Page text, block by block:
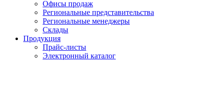
Офисы продаж
Региональные представительства
Региональные менеджеры
Склады
Продукция
Прайс-листы
Электронный каталог